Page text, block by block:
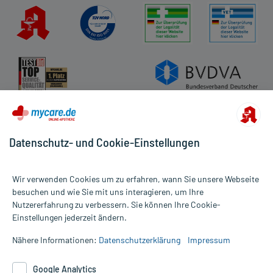
Alle Preise gelten inkl. MwSt., ggf. zzgl. Versandkosten
Informationen auf dieser Website werden ausschließlich für
die Untersuchung und Behandlung durch einen Arzt. Bitte
Therapien eingeleitet werden können. | Diese Webseite benutzt
Datenschutz- und Cookie-Einstellungen
Wir verwenden Cookies um zu erfahren, wann Sie unsere Webseite
besuchen und wie Sie mit uns interagieren, um Ihre
Nutzererfahrung zu verbessern. Sie können Ihre Cookie-
Einstellungen jederzeit ändern.
Nähere Informationen: Datenschutzerklärung Impressum
Google Analytics